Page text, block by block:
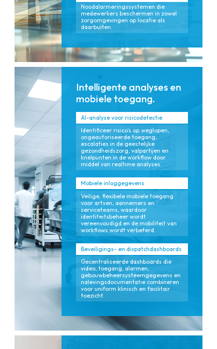
Noodalarmeringssystemen die
medewerkers beschermen in zowel
zorgomgevingen op locatie als
daarbuiten.
Intelligente analyses en
mobiele toegang.
AI-analyse voor risicodetectie
Identificeer risico's op weglopen,
ongeautoriseerde toegang,
escalaties in de geestelijke
gezondheidszorg, valpartijen en
knelpunten in de workflow door
middel van realtime analyses.
Mobiele inloggegevens
Veilige, flexibele mobiele toegang
voor artsen, aannemers en
serviceteams, waardoor
identiteitsbeheer wordt
vereenvoudigd en de mobiliteit van
workflows wordt verbeterd.
Beveiligings- en dispatchdashboards
Gecentraliseerde dashboards die
video, toegang, alarmen,
gebouwbeheersysteemgegevens en
nalevingsdocumentatie combineren
voor uniform klinisch en facilitair
toezicht.